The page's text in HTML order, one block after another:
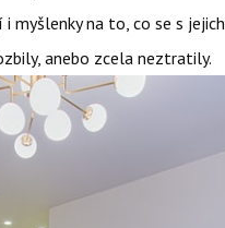
myšlenky na to, co se s
anebo zcela neztratily.